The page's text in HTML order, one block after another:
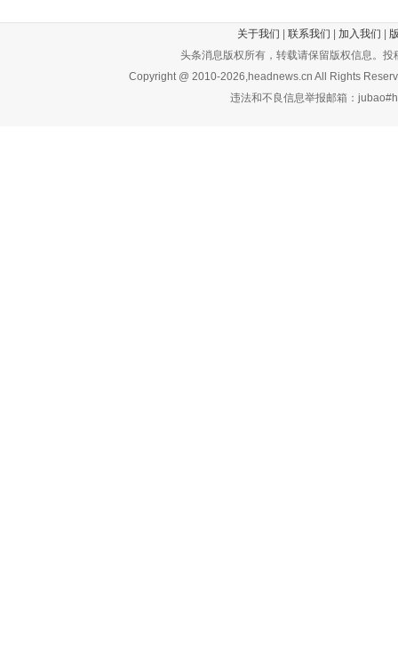
关于我们 联系我们 加入我们
头条消息版权所有，转载请保留版权信息。
Copyright @ 2010-2026,headnews.cn All Rights
违法和不良信息举报邮箱：